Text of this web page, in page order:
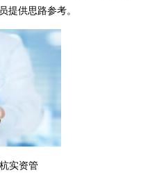
提供思路参考。
实资管